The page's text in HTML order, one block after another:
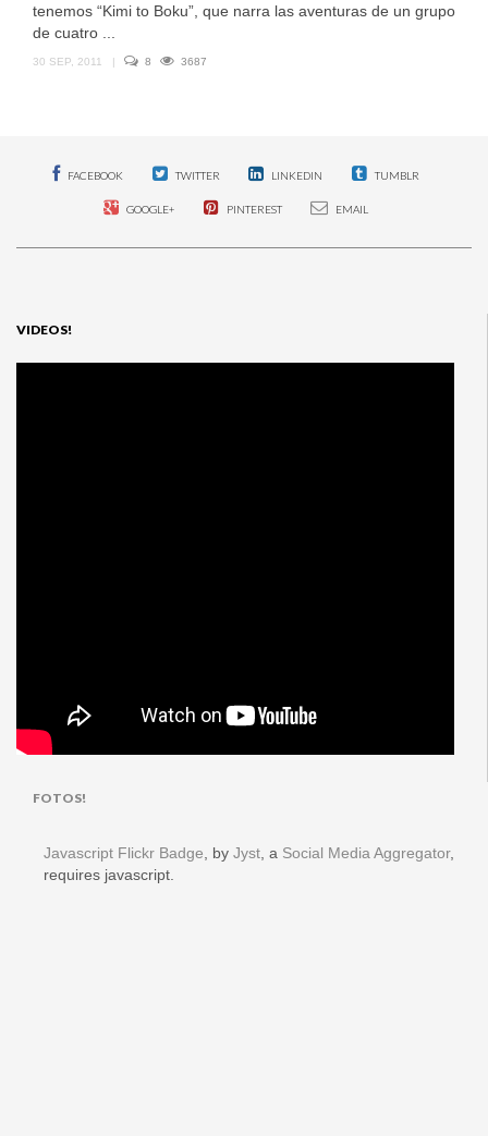
tenemos “Kimi to Boku”, que narra las aventuras de un grupo
de cuatro ...
30 SEP, 2011 | 8 3687
FACEBOOK TWITTER LINKEDIN TUMBLR
GOOGLE+ PINTEREST EMAIL
VIDEOS!
FOTOS!
Javascript Flickr Badge , by Jyst , a Social Media Aggregator,
requires javascript.